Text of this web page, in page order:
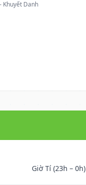
Danh
Giờ Tí (23h – 0h)